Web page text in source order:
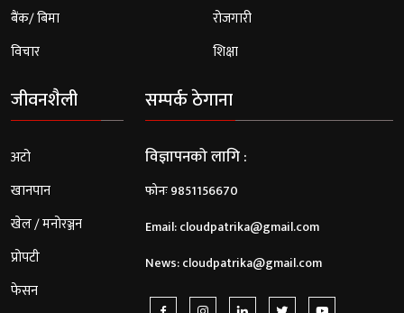
बैंक/ बिमा
विचार
रोजगारी
शिक्षा
जीवनशैली
अटो
खानपान
खेल / मनोरञ्जन
प्रोपटी
फेसन
सम्पर्क ठेगाना
विज्ञापनको लागि :
फोनः 9851156670
Email:cloudpatrika@gmail.com
News:cloudpatrika@gmail.com